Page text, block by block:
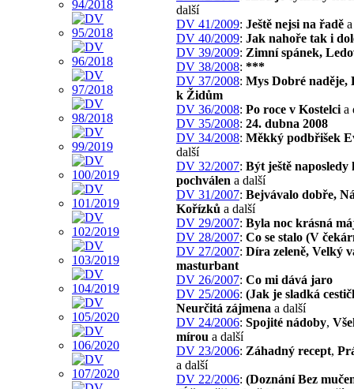
další
DV 41/2009: Ještě nejsi na řadě
DV 40/2009: Jak nahoře tak i
DV 39/2009: Zimní spánek,
DV 38/2008: ***
DV 37/2008: Mys Dobré naděje,
k Židům
DV 36/2008: Po roce v Kostelci a
DV 35/2008: 24. dubna 2008
DV 34/2008: Měkký podbřišek
další
DV 32/2007: Být ještě naposledy
pochválen a další
DV 31/2007: Bejvávalo dobře,
Kořízků a další
DV 29/2007: Byla noc krásná
DV 28/2007: Co se stalo (V
DV 27/2007: Díra zeleně, Velký
masturbant
DV 26/2007: Co mi dává jaro
DV 25/2006: (Jak je sladká
Neurčitá zájmena a další
DV 24/2006: Spojité nádoby,
mírou a další
DV 23/2006: Záhadný recept,
a další
DV 22/2006: (Doznání Bez